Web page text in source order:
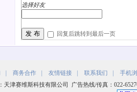
选择好友
发 布 回复后跳转到最后一页
| 商务合作 | 友情链接 | 联系我们 |
手机
天津赛维斯科技有限公司 广告热线/传真：022-